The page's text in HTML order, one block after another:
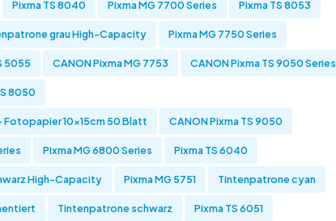
Pixma TS 8040 Pixma MG 7700 Series Pixma TS 8053
grau High-Capacity Pixma MG 7750 Series
5055 CANON Pixma MG 7753 CANON Pixma TS 9050 Series
8050
Fotopapier 10x15cm 50 Blatt CANON Pixma TS 9050
Pixma MG 6800 Series Pixma TS 6040
High-Capacity Pixma MG 5751 Tintenpatrone cyan
Tintenpatrone schwarz Pixma TS 6051